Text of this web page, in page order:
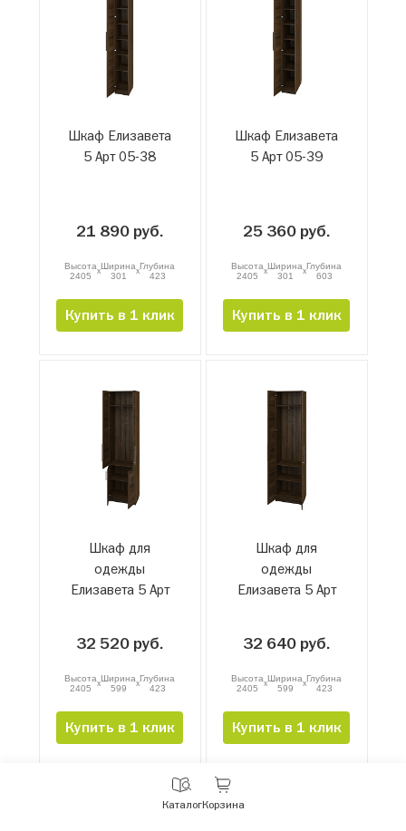
Шкаф Елизавета
5 Арт 05-38
21 890 руб.
Высота
2405
xШирина
301
xГлубина
423
Купить в 1 клик
Шкаф Елизавета
5 Арт 05-39
25 360 руб.
Высота
2405
xШирина
301
xГлубина
603
Купить в 1 клик
Шкаф для
одежды
Елизавета 5 Арт
32 520 руб.
Высота
2405
xШирина
599
xГлубина
423
Купить в 1 клик
Шкаф для
одежды
Елизавета 5 Арт
32 640 руб.
Высота
2405
xШирина
599
xГлубина
423
Купить в 1 клик
КаталогКорзина